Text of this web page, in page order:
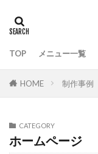
TOP メニュー一覧
HOME 制作事例
CATEGORY
ホームページ
タグ